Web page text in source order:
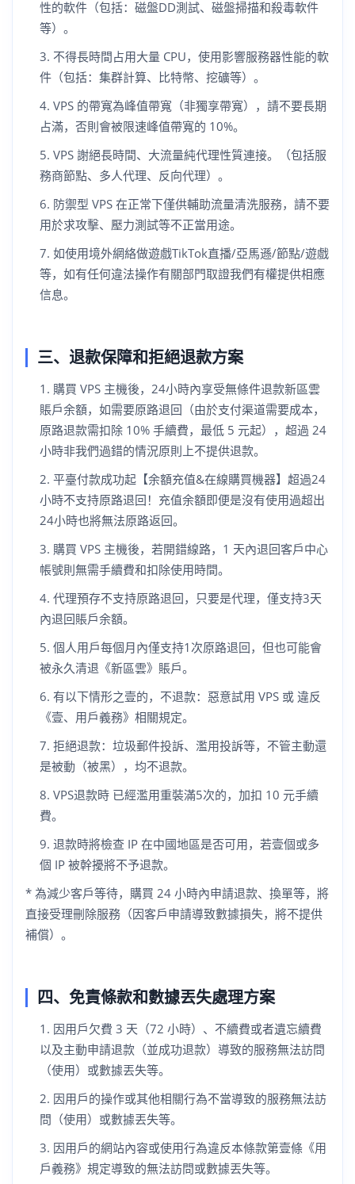
性的軟件（包括：磁盤DD測試、磁盤掃描和殺毒軟件
等）。
不得長時間占用大量 CPU，使用影響服務器性能的軟
件（包括：集群計算、比特幣、挖礦等）。
VPS 的帶寬為峰值帶寬（非獨享帶寬），請不要長期
占滿，否則會被限速峰值帶寬的 10%。
VPS 謝絕長時間、大流量純代理性質連接。（包括服
務商節點、多人代理、反向代理）。
防禦型 VPS 在正常下僅供輔助流量清洗服務，請不要
用於求攻擊、壓力測試等不正當用途。
如使用境外網絡做遊戲TikTok直播/亞馬遜/節點/遊戲
等，如有任何違法操作有關部門取證我們有權提供相應
信息。
三、退款保障和拒絕退款方案
購買 VPS 主機後，24小時內享受無條件退款新區雲
賬戶余額，如需要原路退回（由於支付渠道需要成本，
原路退款需扣除 10% 手續費，最低 5 元起），超過 24
小時非我們過錯的情況原則上不提供退款。
平臺付款成功起【余額充值&在線購買機器】超過24
小時不支持原路退回！充值余額即便是沒有使用過超出
24小時也將無法原路返回。
購買 VPS 主機後，若開錯線路，1 天內退回客戶中心
帳號則無需手續費和扣除使用時間。
代理預存不支持原路退回，只要是代理，僅支持3天
內退回賬戶余額。
個人用戶每個月內僅支持1次原路退回，但也可能會
被永久清退《新區雲》賬戶。
有以下情形之壹的，不退款：惡意試用 VPS 或 違反
《壹、用戶義務》相關規定。
拒絕退款：垃圾郵件投訴、濫用投訴等，不管主動還
是被動（被黑），均不退款。
VPS退款時 已經濫用重裝滿5次的，加扣 10 元手續
費。
退款時將檢查 IP 在中國地區是否可用，若壹個或多
個 IP 被幹擾將不予退款。
* 為減少客戶等待，購買 24 小時內申請退款、換單等，將
直接受理刪除服務（因客戶申請導致數據損失，將不提供
補償）。
四、免責條款和數據丟失處理方案
因用戶欠費 3 天（72 小時）、不續費或者遺忘續費
以及主動申請退款（並成功退款）導致的服務無法訪問
（使用）或數據丟失等。
因用戶的操作或其他相關行為不當導致的服務無法訪
問（使用）或數據丟失等。
因用戶的網站內容或使用行為違反本條款第壹條《用
戶義務》規定導致的無法訪問或數據丟失等。